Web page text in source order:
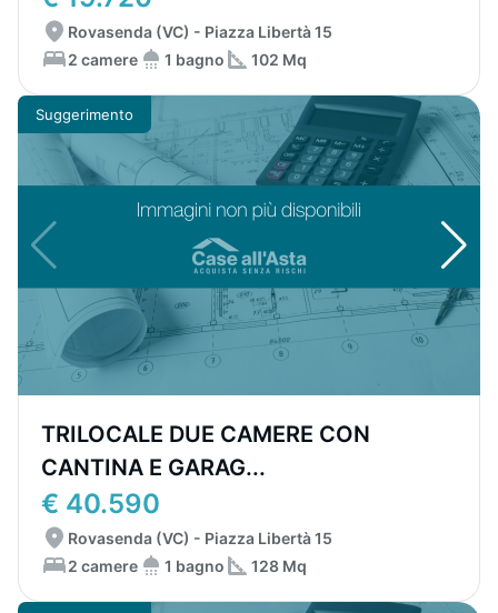
Rovasenda (VC) - Piazza Libertà 15
2 camere
1 bagno 102 Mq
Suggerimento
TRILOCALE DUE CAMERE CON
CANTINA E GARAG...
€ 40.590
Rovasenda (VC) - Piazza Libertà 15
2 camere
1 bagno 128 Mq